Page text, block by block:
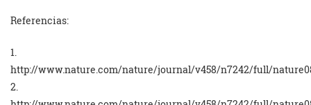
Referencias:
1.
http://www.nature.com/nature/journal/v458/n7242/full/
2.